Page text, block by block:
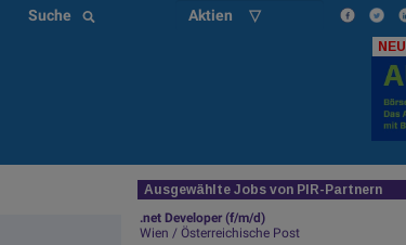
Suche Aktien ▽
NEU
Ausgewählte Jobs von PIR-Partnern
.net Developer (f/m/d)
Wien / Österreichische Post